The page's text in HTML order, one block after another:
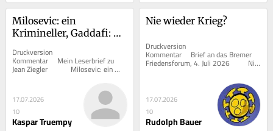
Milosevic: ein
Krimineller, Gaddafi:
der Henker von
Damaskus und Putin:
Druckversion
Kommentar     Mein Leserbrief zu
Jean Ziegler      	Milosevic: ein
Krimineller, Gaddafi: ein Verrückter,...
17.07.2026
10
Kaspar Truempy
Nie wieder Krieg?
Druckversion
Kommentar     Brief an das Bremer
Friedensforum, 4. Juli 2026      	Nie
wieder Krieg?   	 Von...
17.07.2026
10
Rudolph Bauer